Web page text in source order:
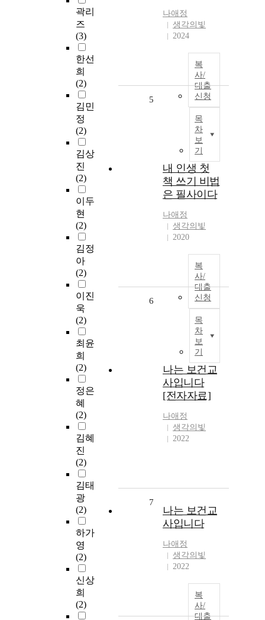
곽리
즈
(3)
한선
희
(2)
김민
정
(2)
김상
진
(2)
이두
현
(2)
김정
아
(2)
이진
욱
(2)
최윤
희
(2)
정은
혜
(2)
김혜
진
(2)
김태
광
(2)
하가
영
(2)
신상
희
(2)
나애정
생각의빛
2024
복
사/
대출
신청
목
차
보
기
5
내 인생 첫
책 쓰기 비법
은 필사이다
나애정
생각의빛
2020
복
사/
대출
신청
목
차
보
기
6
나는 보건교
사입니다
[전자자료]
나애정
생각의빛
2022
7
나는 보건교
사입니다
나애정
생각의빛
2022
복
사/
대출